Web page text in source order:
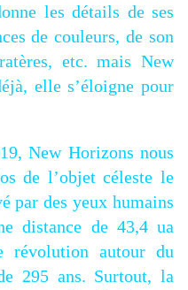
les détails de ses
de couleurs, de son
etc. mais New
elle s’éloigne pour
New Horizons nous
de l’objet céleste le
par des yeux humains
distance de 43,4 ua
révolution autour du
295 ans. Surtout, la